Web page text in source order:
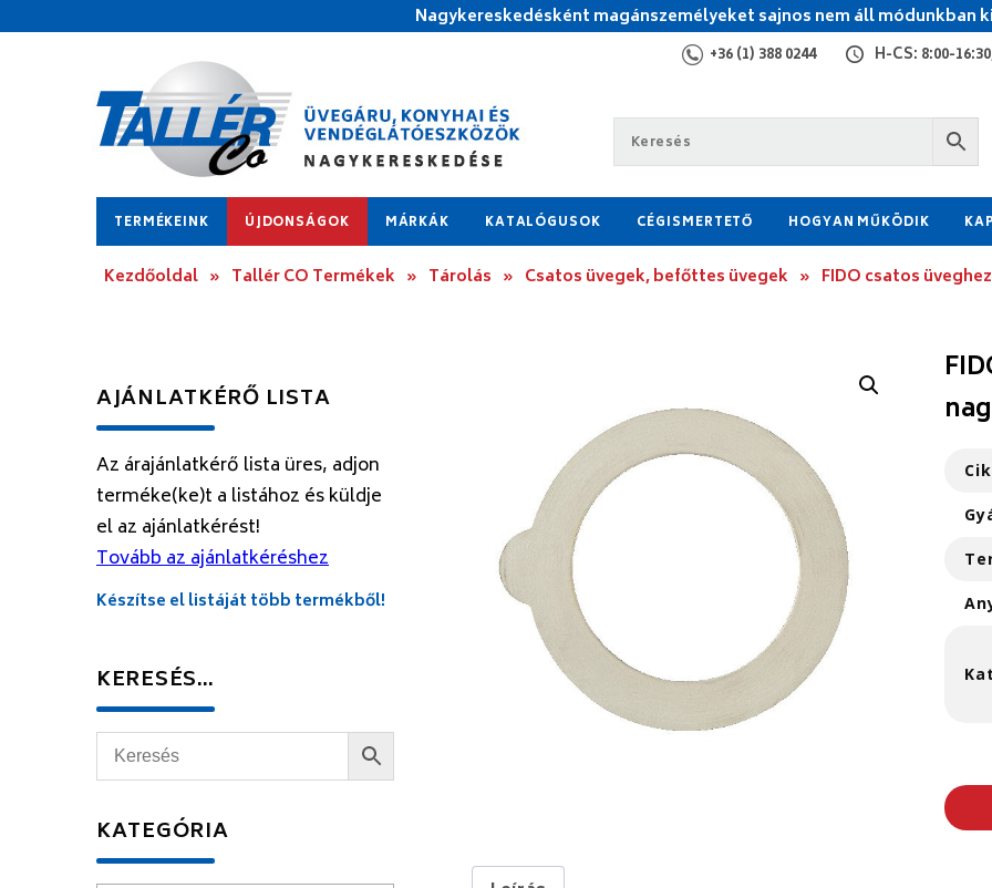
Nagykereskedésként magánszemélyeket sajnos nem áll módunkban
+36 (1) 388 0244 H-CS: 8:00-
TERMÉKEINK ÚJDONSÁGOK MÁRKÁK KATALÓGUSOK CÉGISMERTETŐ HOGYAN MŰKÖDIK
Kezdőoldal » Tallér CO Termékek » Tárolás » Csatos üvegek, befőttes üvegek » FIDO csatos
AJÁNLATKÉRŐ LISTA
Az árajánlatkérő lista üres, adjon
terméke(ke)t a listához és küldje
el az ajánlatkérést!
Tovább az ajánlatkéréshez
Készítse el listáját több termékből!
KERESÉS…
KATEGÓRIA